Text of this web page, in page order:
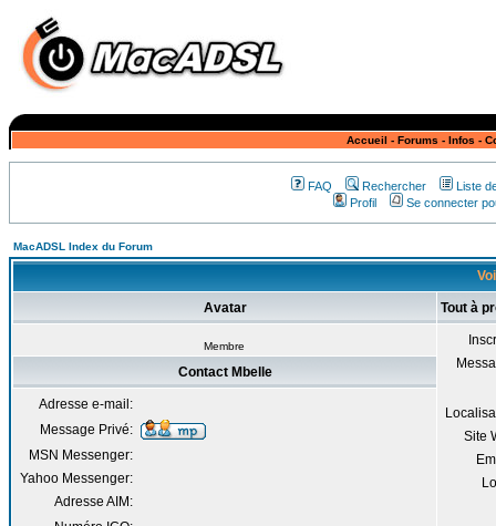
Accueil - Forums - Infos -
FAQ Rechercher
Liste
Profil
Se connecter
MacADSL Index du Forum
Avatar Tout à
Membre
Site
Contact Mbelle
Adresse e-mail:
Message Privé:
MSN Messenger:
Yahoo Messenger:
Adresse AIM: